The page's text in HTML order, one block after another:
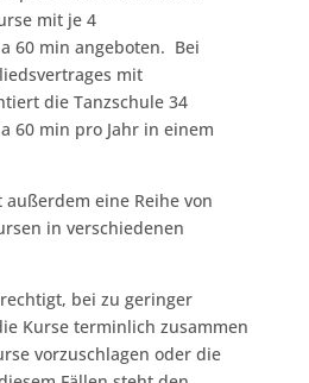
mit je 4
60 min angeboten. Bei
mit
die Tanzschule 34
60 min pro Jahr in einem
eine Reihe von
in verschiedenen
bei zu geringer
Kurse terminlich zusammen
vorzuschlagen oder die